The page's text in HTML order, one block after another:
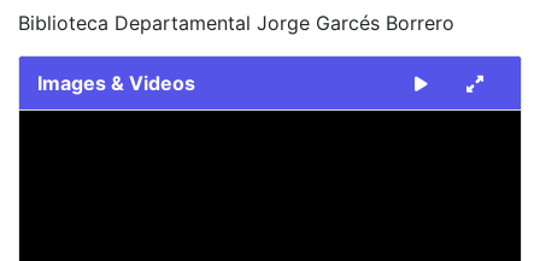
Biblioteca Departamental Jorge Garcés Borrero
Images & Videos